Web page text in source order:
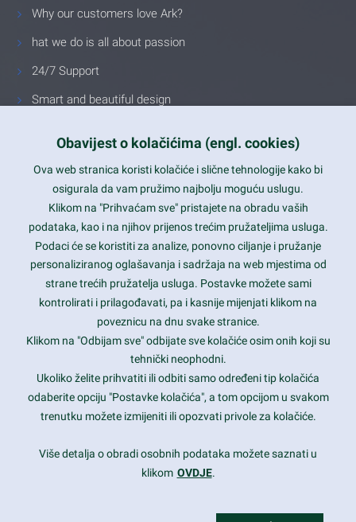
Why our customers love Ark?
hat we do is all about passion
24/7 Support
Smart and beautiful design
Latest trends and much more...
Contact Info
1600 Amphitheatre Parkway, Mountain View, CA 94043
prothemes.net@gmail.com
Daily: 9:00 am - 6:00 pm
Sunday: Closed
Copyright 2017FRESHFACE© All Rights Reserved
Obavijest o kolačićima (engl. cookies)
Ova web stranica koristi kolačiće i slične tehnologije kako bi
osigurala da vam pružimo najbolju moguću uslugu.
Klikom na "Prihvaćam sve" pristajete na obradu vaših
podataka, kao i na njihov prijenos trećim pružateljima usluga.
Podaci će se koristiti za analize, ponovno ciljanje i pružanje
personaliziranog oglašavanja i sadržaja na web mjestima od
strane trećih pružatelja usluga. Postavke možete sami
kontrolirati i prilagođavati, pa i kasnije mijenjati klikom na
poveznicu na dnu svake stranice.
Klikom na "Odbijam sve" odbijate sve kolačiće osim onih koji su
tehnički neophodni.
Ukoliko želite prihvatiti ili odbiti samo određeni tip kolačića
odaberite opciju "Postavke kolačića", a tom opcijom u svakom
trenutku možete izmijeniti ili opozvati privole za kolačiće.
Više detalja o obradi osobnih podataka možete saznati u
klikom OVDJE.